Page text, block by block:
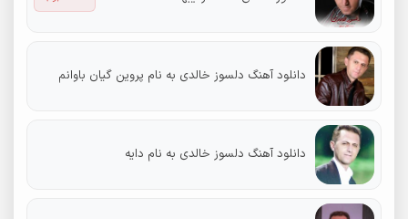
دانلود آهنگ دلسوز خالدی به نام پروین گیان باوانم
دانلود آهنگ دلسوز خالدی به نام دایه